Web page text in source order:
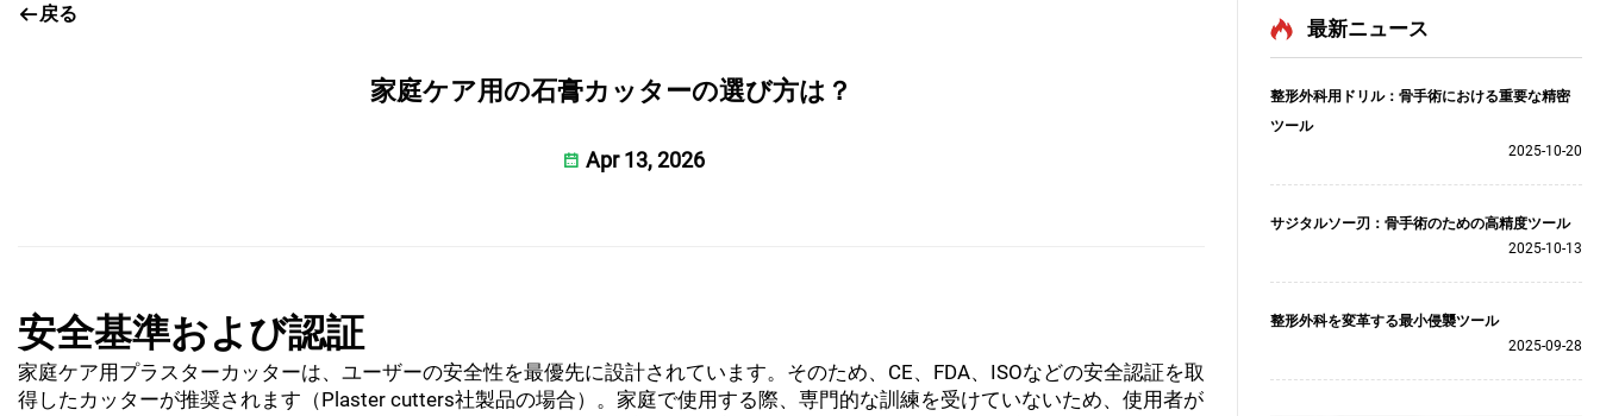
戻る
家庭ケア用の石膏カッターの選び方は？
Apr 13, 2026
安全基準および認証
家庭ケア用プラスターカッターは、ユーザーの安全性を最優先に設計されています。そのため、CE、FDA、ISOなどの安全認証を取
得したカッターが推奨されます（Plaster cutters社製品の場合）。家庭で使用する際、専門的な訓練を受けていないため、使用者が
最新ニュース
整形外科用ドリル：骨手術における重要な精密
ツール
2025-10-20
サジタルソー刃：骨手術のための高精度ツール
2025-10-13
整形外科を変革する最小侵襲ツール
2025-09-28